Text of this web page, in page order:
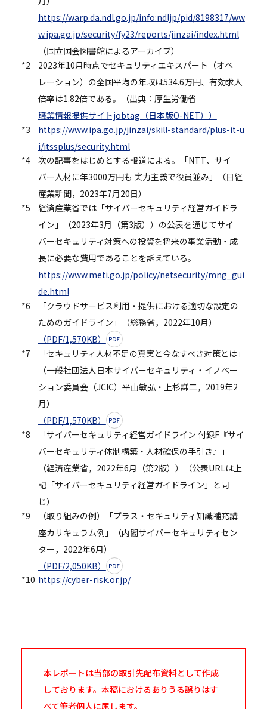
https://warp.da.ndl.go.jp/info:ndljp/pid/8198317/ww
w.ipa.go.jp/security/fy23/reports/jinzai/index.html
（国立国会図書館によるアーカイブ）
*2
2023年10月時点でセキュリティエキスパート（オペ
レーション）の全国平均の年収は534.6万円、有効求人
倍率は1.82倍である。（出典：厚生労働省
職業情報提供サイトjobtag（日本版O-NET））
*3
https://www.ipa.go.jp/jinzai/skill-standard/plus-it-u
i/itssplus/security.html
*4
次の記事をはじめとする報道による。「NTT、サイ
バー人材に年3000万円も 実力主義で役員並み」（日経
産業新聞，2023年7月20日）
*5
経済産業省では「サイバーセキュリティ経営ガイドラ
イン」（2023年3月（第3版））の公表を通じてサイ
バーセキュリティ対策への投資を将来の事業活動・成
長に必要な費用であることを訴えている。
https://www.meti.go.jp/policy/netsecurity/mng_gui
de.html
*6
「クラウドサービス利用・提供における適切な設定の
ためのガイドライン」（総務省，2022年10月）
（PDF/1,570KB）
*7
「セキュリティ人材不足の真実と今なすべき対策とは」
（一般社団法人日本サイバーセキュリティ・イノベー
ション委員会（JCIC）平山敏弘・上杉謙二，2019年2
月）
（PDF/1,570KB）
*8
「サイバーセキュリティ経営ガイドライン 付録F『サイ
バーセキュリティ体制構築・人材確保の手引き』」
（経済産業省，2022年6月（第2版））（公表URLは上
記「サイバーセキュリティ経営ガイドライン」と同
じ）
*9
（取り組みの例）「プラス・セキュリティ知識補充講
座カリキュラム例」（内閣サイバーセキュリティセン
ター，2022年6月）
（PDF/2,050KB）
*10 https://cyber-risk.or.jp/
本レポートは当部の取引先配布資料として作成
しております。本稿におけるありうる誤りはす
べて筆者個人に属します。